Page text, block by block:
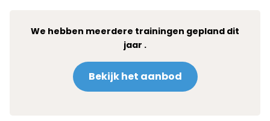
We hebben meerdere trainingen gepland dit
jaar .
Bekijk het aanbod